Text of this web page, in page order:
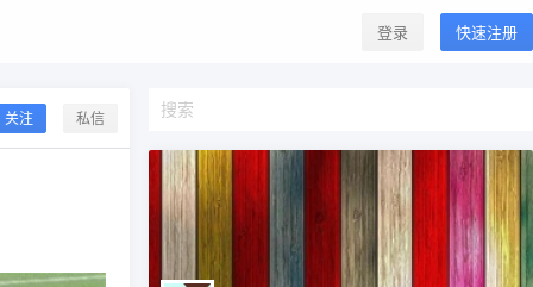
登录 快速注册
关注 私信